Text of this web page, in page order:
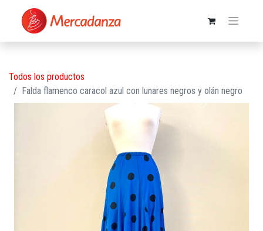
Todos los productos
Falda flamenco caracol azul con lunares negros y olán negro